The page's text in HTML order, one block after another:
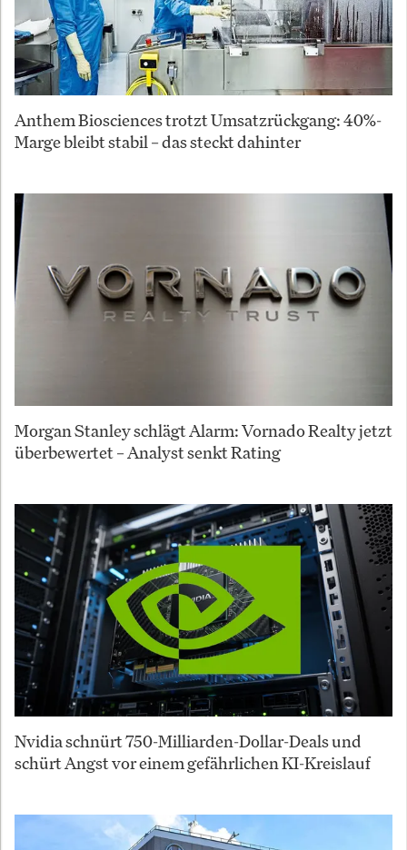
Anthem Biosciences trotzt Umsatzrückgang: 40%-
Marge bleibt stabil – das steckt dahinter
Morgan Stanley schlägt Alarm: Vornado Realty jetzt
überbewertet – Analyst senkt Rating
Nvidia schnürt 750-Milliarden-Dollar-Deals und
schürt Angst vor einem gefährlichen KI-Kreislauf